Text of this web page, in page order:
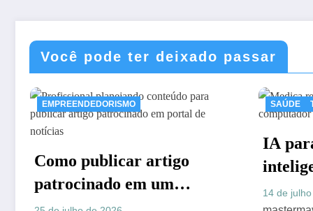
Você pode ter deixado passar
SAÚDE TECNOLOGIA
inteligencia artificial esta
transformando a rotina
14 de julho de 2026
DICAS
25 de